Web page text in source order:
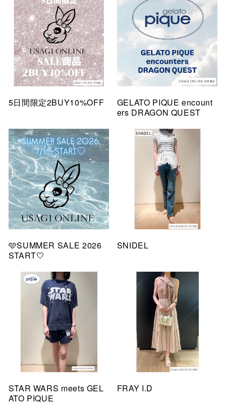
5日間限定2BUY10%OFF
GELATO PIQUE encount
ers DRAGON QUEST
🩵SUMMER SALE 2026
START🤍
SNIDEL
STAR WARS meets GEL
ATO PIQUE
FRAY I.D